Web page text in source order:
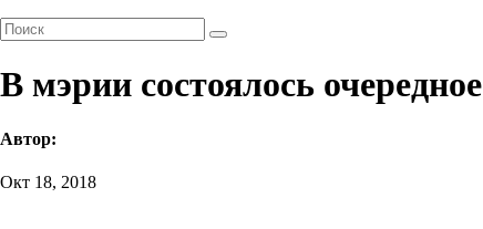
В мэрии состоялось
Автор:
Окт 18, 2018